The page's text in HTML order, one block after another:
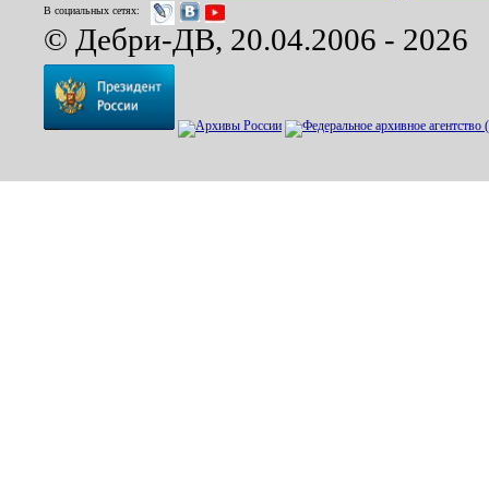
В социальных сетях:
© Дебри-ДВ, 20.04.2006 - 2026